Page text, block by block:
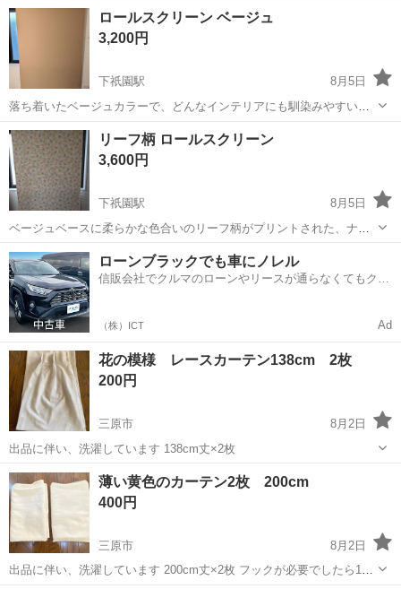
ロールスクリーン ベージュ
3,200円
下祇園駅
8月5日
落ち着いたベージュカラーで、どんなインテリアにも馴染みやすいシ
ンプルなロールスクリーンです。数年間使用し、自宅保管しておりま
した。使用しないので、出品させて頂きます。 2個あります。表示価
広島 広島市 下祇園駅 カーテン、ブラインド
ロールスクリーン
リーフ柄 ロールスクリーン
3,600円
下祇園駅
8月5日
ベージュベースに柔らかな色合いのリーフ柄がプリントされた、ナチ
ュラルな雰囲気のロールスクリーンです。2,3年使用後に自宅保管して
おりました - タイプ: ロールスクリーン - デザイン: リーフ柄 - カラー:
ベージュ系...
広島 広島市 下祇園駅 カーテン、ブラインド
ローンブラックでも車にノレル
信販会社でクルマのローンやリースが通らなくてもクル
（株）ICT Ad
花の模様 レースカーテン138cm 2枚
200円
三原市
8月2日
出品に伴い、洗濯しています 138cm丈×2枚
広島 三原市 カーテン、ブラインド
薄い黄色のカーテン2枚 200cm
400円
三原市
8月2日
出品に伴い、洗濯しています 200cm丈×2枚 フックが必要でしたら13